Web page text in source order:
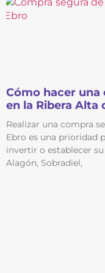
Cómo hacer una
en la Ribera Alta
Realizar una compra
Ebro es una prioridad
invertir o establecer
Alagón, Sobradiel,